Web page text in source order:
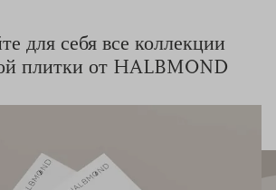
для себя все коллекции
плитки от HALBMOND